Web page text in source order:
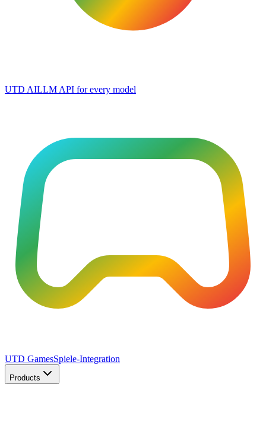
UTD AILLM API for every model
UTD GamesSpiele-Integration
Products